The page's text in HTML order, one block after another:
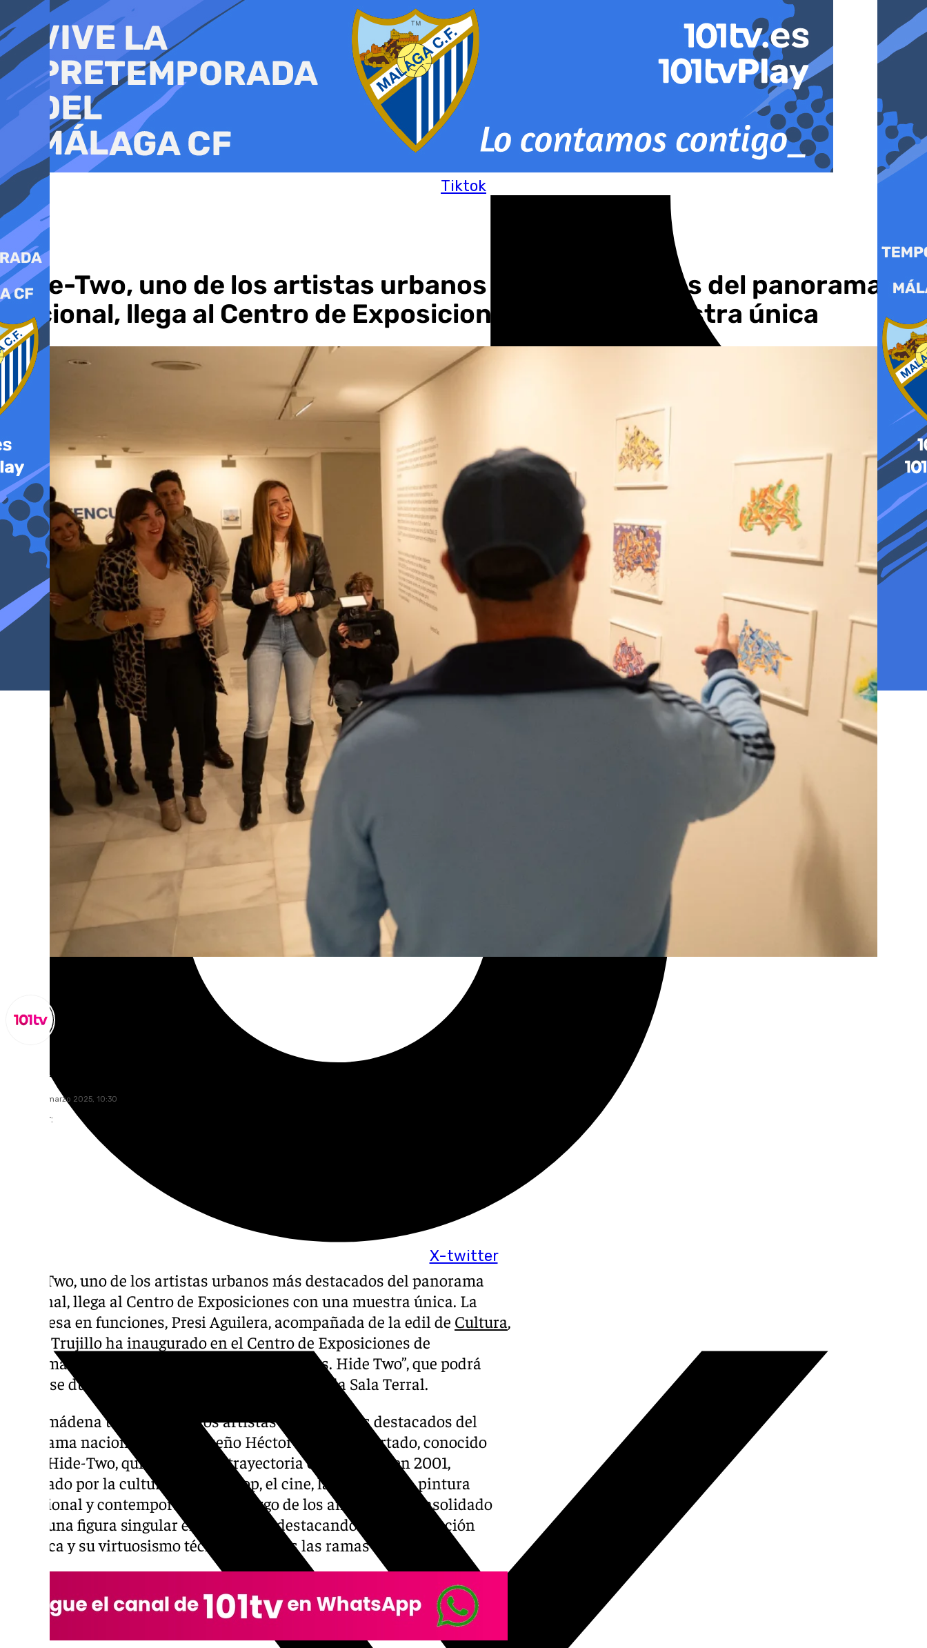
al
contenido
Tiktok
X-twitter
Hide-Two, uno de los artistas urbanos más destacados del panorama
nacional, llega al Centro de Exposiciones con una muestra única
Lynx Devs
viernes, 14 marzo 2025, 10:30
Compartir:
Hide-Two, uno de los artistas urbanos más destacados del panorama
nacional, llega al Centro de Exposiciones con una muestra única. La
alcaldesa en funciones, Presi Aguilera, acompañada de la edil de Cultura,
Jésica Trujillo ha inaugurado en el Centro de Exposiciones de
Benalmádena Costa la muestra “Reencuentros. Hide Two”, que podrá
visitarse durante los meses de marzo y abril en la Sala Terral.
Benalmádena trae a uno de los artistas urbanos más destacados del
panorama nacional, el malagueño Héctor Sócrates Hurtado, conocido
como Hide-Two, quien inició su trayectoria en el graffiti en 2001,
inspirado por la cultura del Hip-Hop, el cine, la música, y la pintura
tradicional y contemporánea. A lo largo de los años, se ha consolidado
como una figura singular en su escena, destacando por su evolución
artística y su virtuosismo técnico en todas las ramas del graffiti.